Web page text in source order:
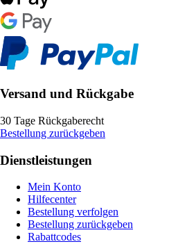
Versand und Rückgabe
30 Tage Rückgaberecht
Bestellung zurückgeben
Dienstleistungen
Mein Konto
Hilfecenter
Bestellung verfolgen
Bestellung zurückgeben
Rabattcodes